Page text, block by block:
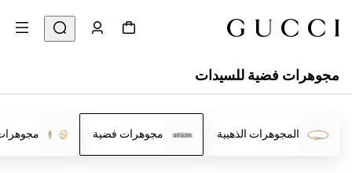
مجوهرات فضية للسيدات
المجوهرات الذهبية مجوهرات فضية